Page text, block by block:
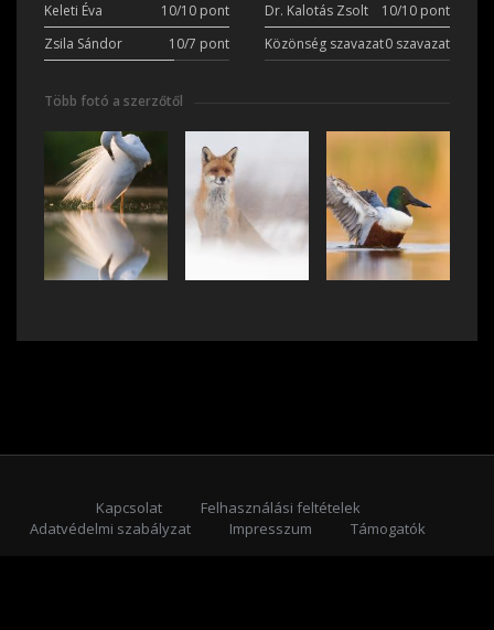
Keleti Éva
10/10 pont Dr. Kalotás Zsolt
10/10 pont
Zsila Sándor
10/7 pont Közönség szavazat0 szavazat
Több fotó a szerzőtől
Kapcsolat
Felhasználási feltételek
Adatvédelmi szabályzat
Impresszum
Támogatók